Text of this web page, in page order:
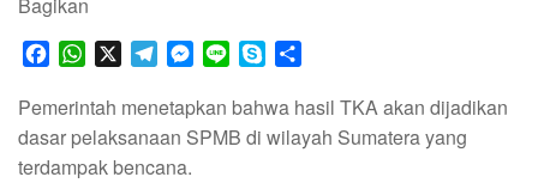
c
e
b
W
a
t
s
l
e
g
M
s
s
n
e
y
p
a
r
e
Pemerintah menetapkan bahwa hasil TKA akan dijadikan
dasar pelaksanaan SPMB di wilayah Sumatera yang
terdampak bencana.